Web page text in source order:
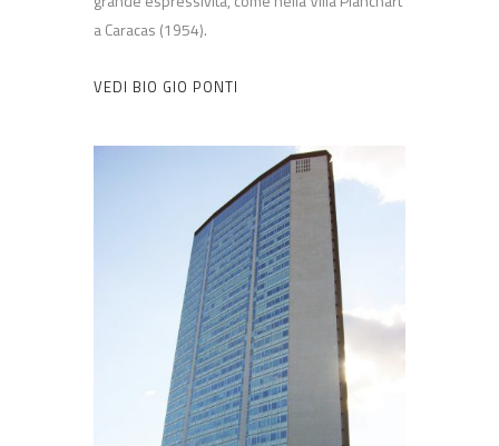
a Caracas (1954).
VEDI BIO GIO PONTI